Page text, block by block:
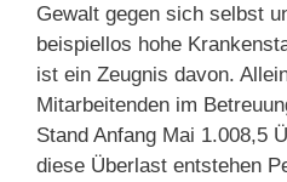
Gewalt gegen sich selbst
beispiellos hohe
ist ein Zeugnis davon.
Mitarbeitenden im
Stand Anfang Mai 1.008,5
diese Überlast entstehen